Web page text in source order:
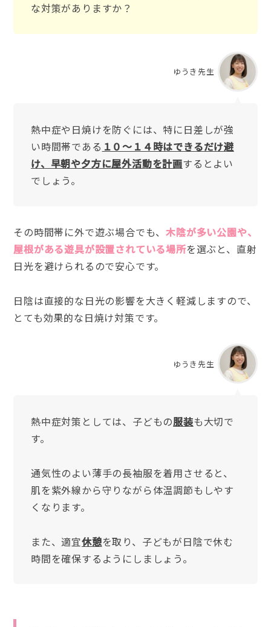
な対策がありますか？
ゆうき先生
熱中症や日焼けを防ぐには、特に日差しが強
い時間帯である １０〜１４時はできるだけ避
け、早朝や夕方に屋外活動を計画するとよい
でしょう。
その時間帯に外で遊ぶ場合でも、木陰が多い公園や、
屋根がある遊具が設置されている場所を選ぶと、直射
日光を避けられるので安心です。
日陰は直接的な日光の影響を大きく軽減しますので、
とても効果的な日焼け対策です。
ゆうき先生
熱中症対策としては、子どもの服装も大切で
す。
通気性のよい薄手の長袖服を着用させると、
肌を紫外線から守りながら体温調節もしやす
くなります。
また、適宜休憩を取り、子どもが日陰で休む
時間を確保するようにしましょう。